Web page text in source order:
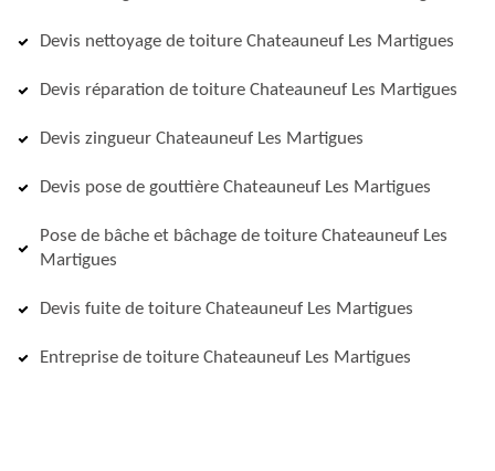
Devis nettoyage de toiture Chateauneuf Les Martigues
Devis réparation de toiture Chateauneuf Les Martigues
Devis zingueur Chateauneuf Les Martigues
Devis pose de gouttière Chateauneuf Les Martigues
Pose de bâche et bâchage de toiture Chateauneuf Les
Martigues
Devis fuite de toiture Chateauneuf Les Martigues
Entreprise de toiture Chateauneuf Les Martigues